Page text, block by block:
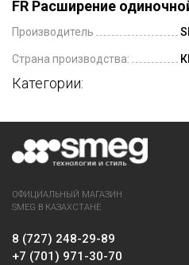
FR Расширение
Производитель
Страна производства:
Категории:
ОФИЦИАЛЬНЫЙ МАГАЗИН
SMEG В КАЗАХСТАНЕ
8 (727) 248-29-89
+7 (701) 971-30-70